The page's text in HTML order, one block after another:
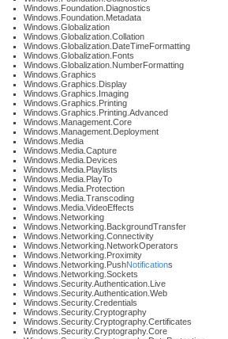
Windows.Foundation.Diagnostics
Windows.Foundation.Metadata
Windows.Globalization
Windows.Globalization.Collation
Windows.Globalization.DateTimeFormatting
Windows.Globalization.Fonts
Windows.Globalization.NumberFormatting
Windows.Graphics
Windows.Graphics.Display
Windows.Graphics.Imaging
Windows.Graphics.Printing
Windows.Graphics.Printing.Advanced
Windows.Management.Core
Windows.Management.Deployment
Windows.Media
Windows.Media.Capture
Windows.Media.Devices
Windows.Media.Playlists
Windows.Media.PlayTo
Windows.Media.Protection
Windows.Media.Transcoding
Windows.Media.VideoEffects
Windows.Networking
Windows.Networking.BackgroundTransfer
Windows.Networking.Connectivity
Windows.Networking.NetworkOperators
Windows.Networking.Proximity
Windows.Networking.PushNotifications
Windows.Networking.Sockets
Windows.Security.Authentication.Live
Windows.Security.Authentication.Web
Windows.Security.Credentials
Windows.Security.Cryptography
Windows.Security.Cryptography.Certificates
Windows.Security.Cryptography.Core